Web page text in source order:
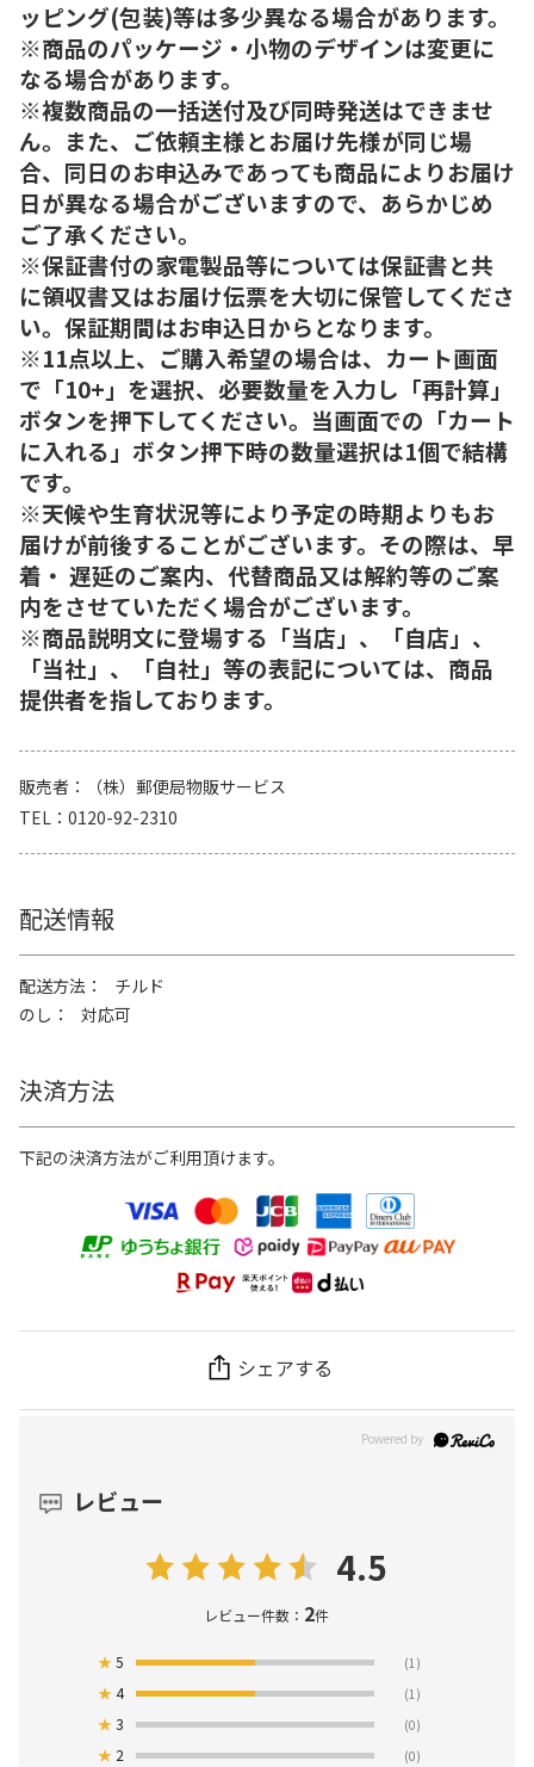
ッピング(包装)等は多少異なる場合があります。
※商品のパッケージ・小物のデザインは変更に
なる場合があります。
※複数商品の一括送付及び同時発送はできませ
ん。また、ご依頼主様とお届け先様が同じ場
合、同日のお申込みであっても商品によりお届け
日が異なる場合がございますので、あらかじめ
ご了承ください。
※保証書付の家電製品等については保証書と共
に領収書又はお届け伝票を大切に保管してくださ
い。保証期間はお申込日からとなります。
※11点以上、ご購入希望の場合は、カート画面
で「10+」を選択、必要数量を入力し「再計算」
ボタンを押下してください。当画面での「カート
に入れる」ボタン押下時の数量選択は1個で結構
です。
※天候や生育状況等により予定の時期よりもお
届けが前後することがございます。その際は、早
着・ 遅延のご案内、代替商品又は解約等のご案
内をさせていただく場合がございます。
※商品説明文に登場する「当店」、「自店」、
「当社」、「自社」等の表記については、商品
提供者を指しております。
販売者
（株）郵便局物販サービス
TEL
0120-92-2310
配送情報
配送方法
チルド
のし
対応可
決済方法
下記の決済方法がご利用頂けます。
シェアする
レビュー
4.5
レビュー件数： 2件
★5 (1)
★4 (1)
★3 (0)
★ 2 (0)